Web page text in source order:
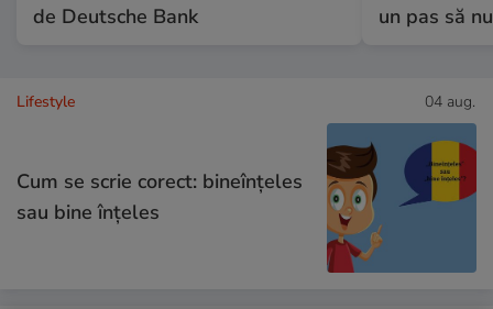
de Deutsche Bank
un pas să
Lifestyle 04 aug.
Cum se scrie corect: bineînțeles
sau bine înțeles